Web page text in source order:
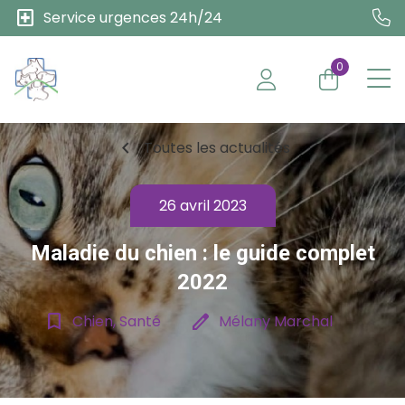
local_hospital Service urgences 24h/24
0
chevron_left Toutes les actualités
26 avril 2023
Maladie du chien : le guide complet
2022
bookmark_border Chien, Santé edit Mélany Marchal